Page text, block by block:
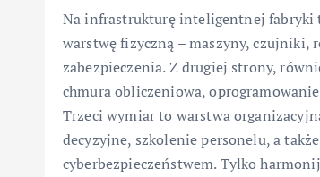
Na infrastrukturę inteligentnej fabryki
warstwę fizyczną – maszyny, czujniki,
zabezpieczenia. Z drugiej strony,
chmura obliczeniowa,
Trzeci wymiar to warstwa
decyzyjne, szkolenie personelu, a
cyberbezpieczeństwem. Tylko